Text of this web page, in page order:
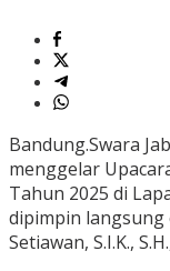
Bandung.Swara
menggelar
Tahun 2025 di
dipimpin langsung
Setiawan, S.I.K.,